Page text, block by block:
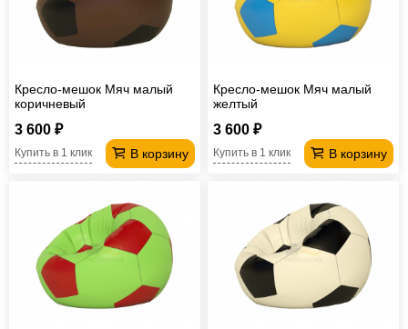
Кресло-мешок Мяч малый
коричневый
3 600 ₽
В корзину
Купить в 1 клик
Кресло-мешок Мяч малый
желтый
3 600 ₽
В корзину
Купить в 1 клик